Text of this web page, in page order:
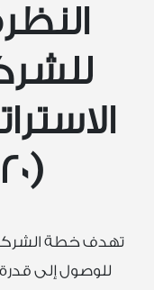
(2020-2030).